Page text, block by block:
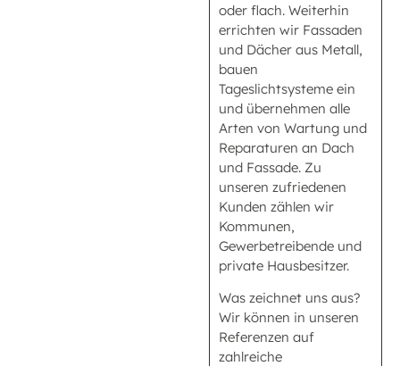
oder flach. Weiterhin
errichten wir Fassaden
und Dächer aus Metall,
bauen
Tageslichtsysteme ein
und übernehmen alle
Arten von Wartung und
Reparaturen an Dach
und Fassade. Zu
unseren zufriedenen
Kunden zählen wir
Kommunen,
Gewerbetreibende und
private Hausbesitzer.
Was zeichnet uns aus?
Wir können in unseren
Referenzen auf
zahlreiche